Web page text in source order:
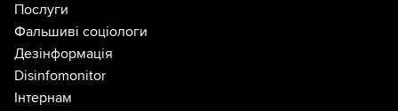
Послуги
Фальшиві соціологи
Дезінформація
Disinfomonitor
Інтернам